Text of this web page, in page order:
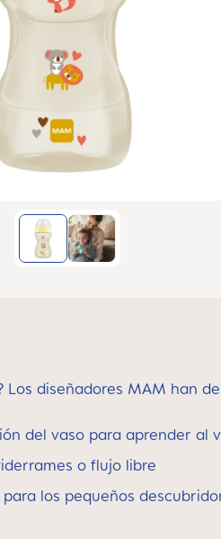
Los diseñadores MAM han
del vaso para aprender al
o flujo libre
los pequeños